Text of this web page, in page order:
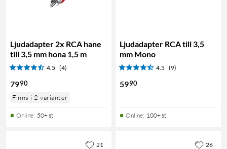
Ljudadapter 2x RCA hane
till 3,5 mm hona 1,5 m
4.5 (4)
7990
Finns i 2 varianter
Online: 50+ st
Ljudadapter RCA till 3,5
mm Mono
4.5 (9)
5990
Online: 100+ st
21 26